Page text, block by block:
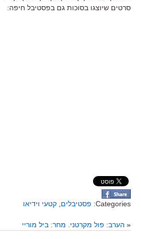
סרטים שיוצגו בסוכות גם בפסטיבל חיפה:
Categories: פסטיבלים קטעי וידיאו
« הערב: פול מקרטני. מחר: ביל מוריי